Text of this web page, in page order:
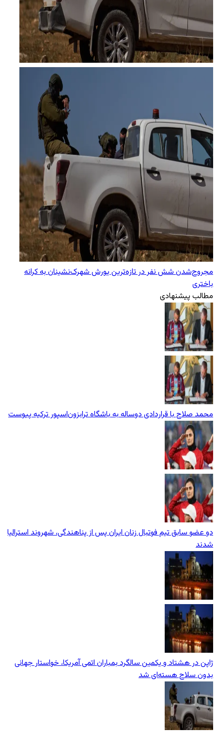
مجروح‌شدن شش نفر در تازه‌‌ترین یورش‌ شهرک‌نشینان به کرانه
باختری
مطالب پیشنهادی
محمد صلاح با قراردادی دوساله به باشگاه ترابزون‌اسپور ترکیه پیوست
دو عضو سابق تیم فوتبال زنان ایران پس از پناهندگی، شهروند استرالیا
شدند
ژاپن در هشتاد و یکمین سالگرد بمباران اتمی آمریکا، خواستار جهانی
بدون سلاح هسته‌ای شد